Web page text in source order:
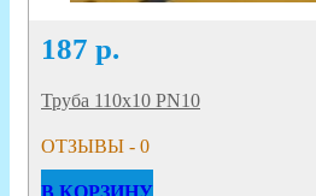
187 р.
Труба 110х10 PN10
ОТЗЫВЫ - 0
В КОРЗИНУ